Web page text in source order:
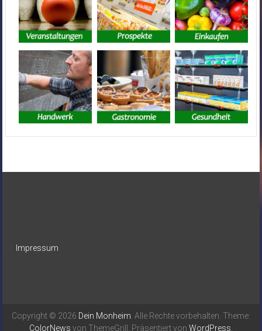
Impressum
Copyright © 2026 Dein Monheim . Alle Rechte vorbehalten. Theme:
ColorNews von ThemeGrill. Präsentiert von WordPress